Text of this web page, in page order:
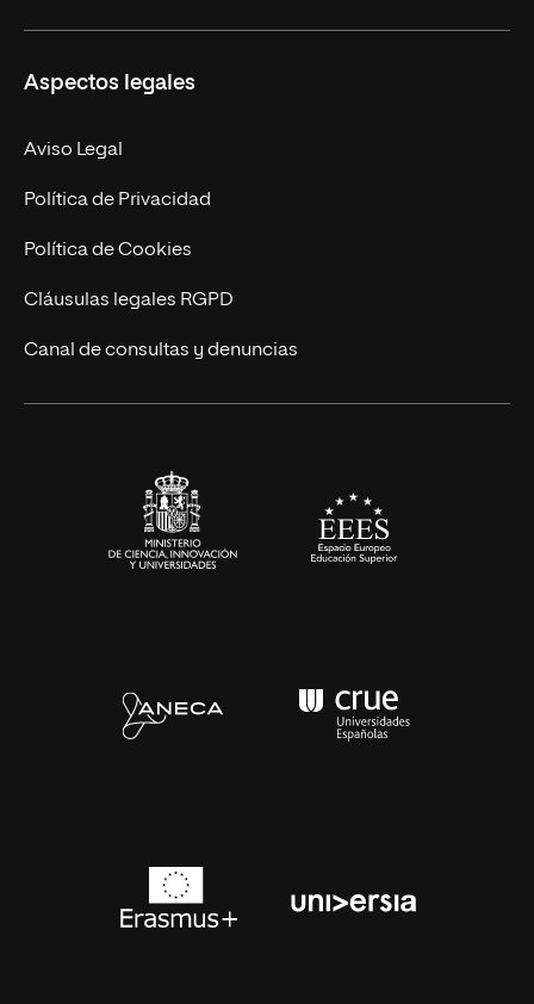
Empresa
MBA
Marketing y Comunicación
Ingeniería
Diseño
Ciencias de la Salud
Nuestro Equipo
Contacto
Aspectos legales
Aviso Legal
Política de Privacidad
Política de Cookies
Cláusulas legales RGPD
Canal de consultas y denuncias